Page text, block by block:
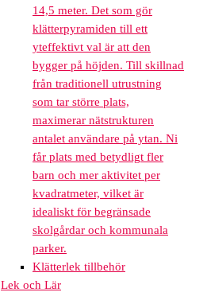
14,5 meter. Det som gör
klätterpyramiden till ett
yteffektivt val är att den
bygger på höjden. Till skillnad
från traditionell utrustning
som tar större plats,
maximerar nätstrukturen
antalet användare på ytan. Ni
får plats med betydligt fler
barn och mer aktivitet per
kvadratmeter, vilket är
idealiskt för begränsade
skolgårdar och kommunala
parker.
Klätterlek tillbehör
Lek och Lär